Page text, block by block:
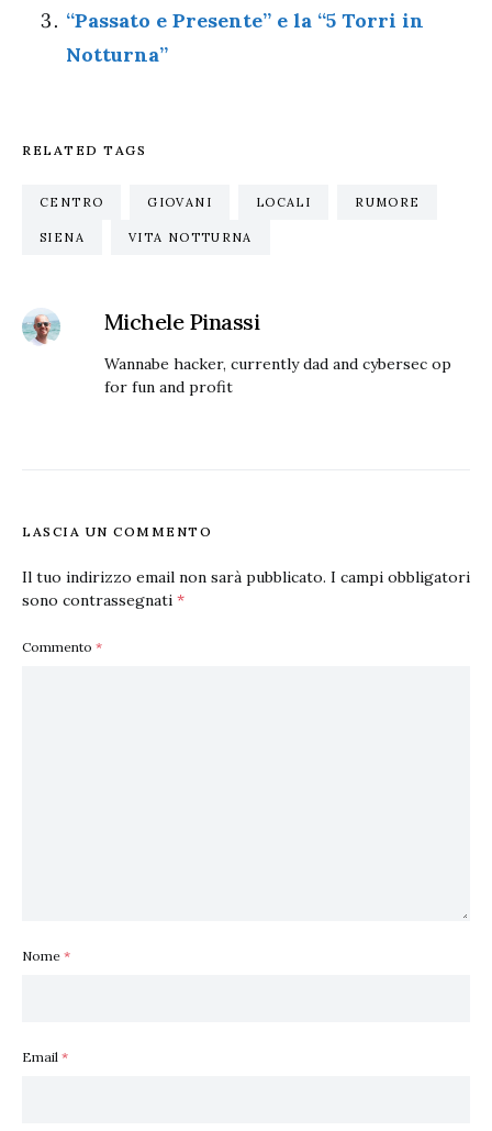
“Passato e Presente” e la “5 Torri in
Notturna”
RELATED TAGS
CENTRO GIOVANI LOCALI RUMORE
SIENA VITA NOTTURNA
Michele Pinassi
Wannabe hacker, currently dad and cybersec op
for fun and profit
LASCIA UN COMMENTO
Il tuo indirizzo email non sarà pubblicato. I campi obbligatori
sono contrassegnati *
Commento *
Nome *
Email *